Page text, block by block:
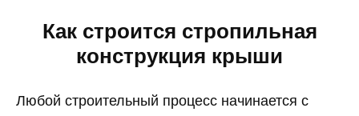
Как строится стропильная
конструкция крыши
Любой строительный процесс начинается с